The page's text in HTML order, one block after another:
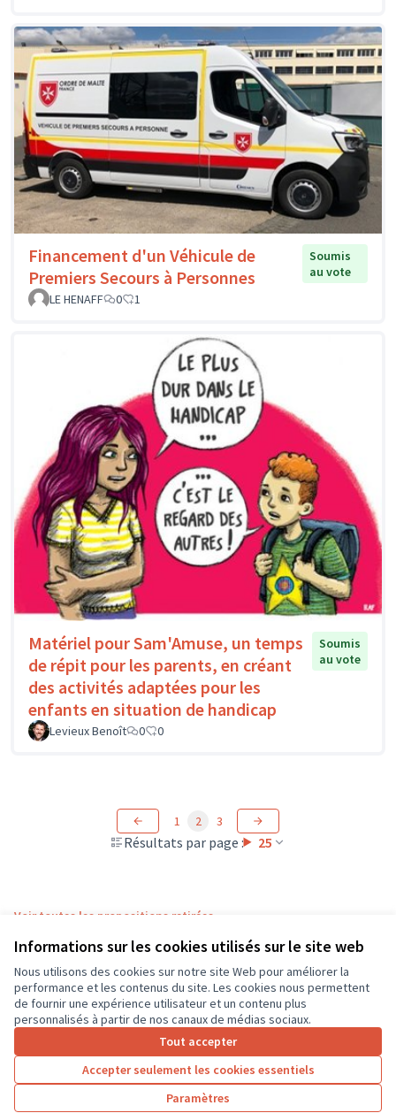
Informations sur les cookies utilisés sur le site web
Nous utilisons des cookies sur notre site Web pour améliorer la
performance et les contenus du site. Les cookies nous permettent
de fournir une expérience utilisateur et un contenu plus
personnalisés à partir de nos canaux de médias sociaux.
Tout accepter
Accepter seulement les cookies essentiels
Paramètres
Financement d'un Véhicule de
Premiers Secours à Personnes
Soumis
au vote
LE HENAFF
0 1
Matériel pour Sam'Amuse, un temps
de répit pour les parents, en créant
des activités adaptées pour les
enfants en situation de handicap
Soumis
au vote
Levieux Benoît 0 0
Résultats par page : 25
1 2 3
Voir toutes les propositions retirées
Conditions d'utilisation
Paramètres des cookies
CD37 sur X
(Lien externe)
CD37 sur Facebook
CD37 sur Instagram
CD37 sur YouTube
(Lien externe)
Site réalisé grâce aulogiciel libre Decidim .
Licence
(Lien